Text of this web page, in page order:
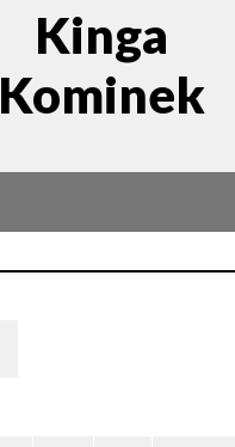
Kinga
Kominek